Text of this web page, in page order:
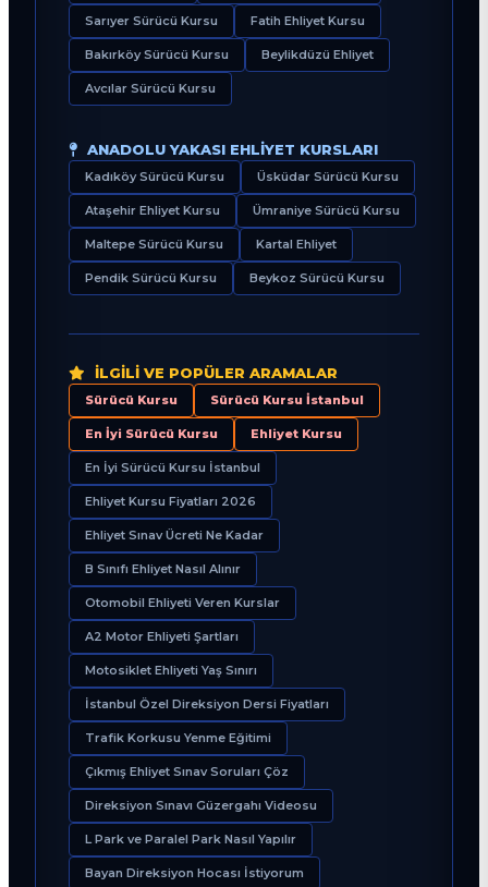
Sarıyer Sürücü Kursu Fatih Ehliyet Kursu
Bakırköy Sürücü Kursu Beylikdüzü Ehliyet
Avcılar Sürücü Kursu
ANADOLU YAKASI EHLIYET KURSLARI
Kadıköy Sürücü Kursu Üsküdar Sürücü Kursu
Ataşehir Ehliyet Kursu Ümraniye Sürücü Kursu
Maltepe Sürücü Kursu Kartal Ehliyet
Pendik Sürücü Kursu Beykoz Sürücü Kursu
İLGILI VE POPÜLER ARAMALAR
Sürücü Kursu Sürücü Kursu İstanbul
En İyi Sürücü Kursu Ehliyet Kursu
En İyi Sürücü Kursu İstanbul
Ehliyet Kursu Fiyatları 2026
Ehliyet Sınav Ücreti Ne Kadar
B Sınıfı Ehliyet Nasıl Alınır
Otomobil Ehliyeti Veren Kurslar
A2 Motor Ehliyeti Şartları
Motosiklet Ehliyeti Yaş Sınırı
İstanbul Özel Direksiyon Dersi Fiyatları
Trafik Korkusu Yenme Eğitimi
Çıkmış Ehliyet Sınav Soruları Çöz
Direksiyon Sınavı Güzergahı Videosu
L Park ve Paralel Park Nasıl Yapılır
Bayan Direksiyon Hocası İstiyorum